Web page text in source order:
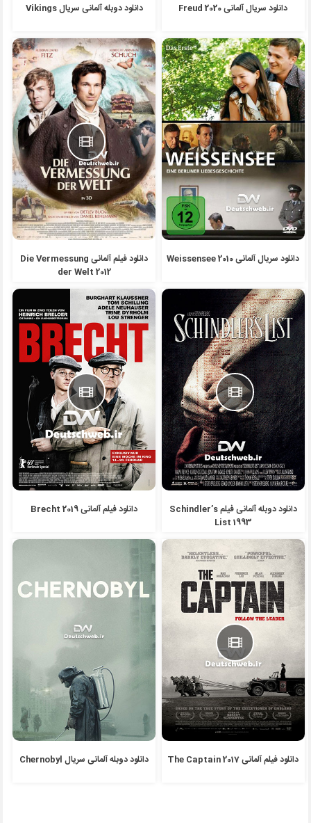
دانلود سریال آلمانی Freud 2020 دانلود دوبله آلمانی سریال Vikings
دانلود سریال آلمانی 2010 Weissensee
دانلود فیلم آلمانی Die Vermessung
der Welt 2012
دانلود دوبله آلمانی فیلم Schindler’s
List 1993
دانلود فیلم آلمانی Brecht 2019
دانلود فیلم آلمانی The Captain 2017 دانلود دوبله آلمانی سریال Chernobyl